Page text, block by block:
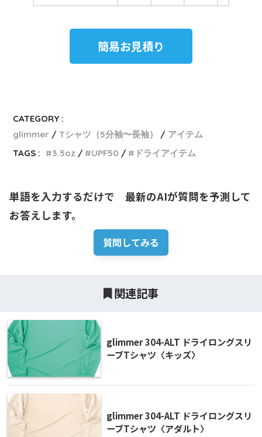
簡易お見積り
CATEGORY :
glimmer
Tシャツ（5分袖〜長袖）
アイテム
TAGS :
3.5oz UPF50 ドライアイテム
単語を入力するだけで　最新のAIが質問を予測して
お答えします。
質問してみる
関連記事
glimmer 304-ALT ドライロングスリ
ーブTシャツ〈キッズ〉
glimmer 304-ALT ドライロングスリ
ーブTシャツ〈アダルト〉